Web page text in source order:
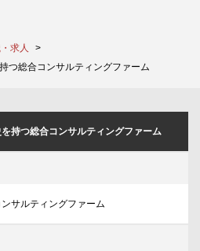
求人
つ総合コンサルティングファーム
持つ総合コンサルティングファーム
サルティングファーム